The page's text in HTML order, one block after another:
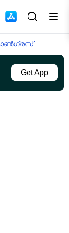
Get App